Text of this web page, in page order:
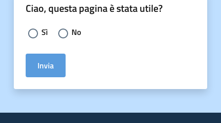
Ciao, questa pagina è stata utile?
Scegli la risposta:
Sì No
Invia